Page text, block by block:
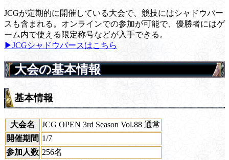
JCGが定期的に開催している大会で、競技にはシャドウバー
スも含まれる。オンラインでの参加が可能で、優勝者にはゲ
ーム内で使える限定称号などが入手できる。
▶JCGシャドウバースはこちら
大会の基本情報
基本情報
大会名
JCG OPEN 3rd Season Vol.88 通常
開催期間 1/7
参加人数 256名